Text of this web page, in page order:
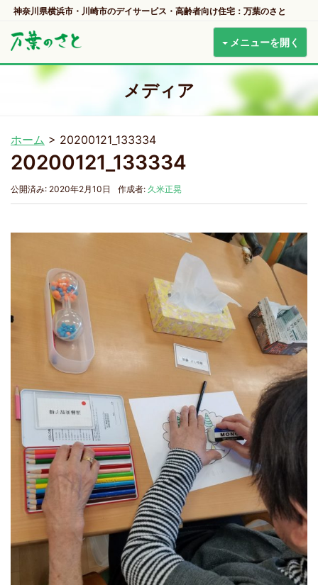
神奈川県横浜市・川崎市のデイサービス・高齢者向け住宅：万葉のさと
メニューを開く
メディア
ホーム > 20200121_133334
20200121_133334
公開済み: 2020年2月10日 作成者: 久米正晃